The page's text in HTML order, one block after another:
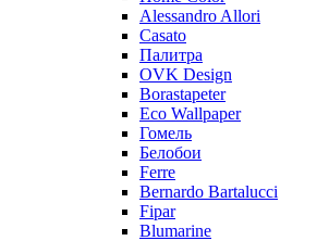
Alessandro Allori
Casato
Палитра
OVK Design
Borastapeter
Eco Wallpaper
Гомель
Белобои
Ferre
Bernardo Bartalucci
Fipar
Blumarine